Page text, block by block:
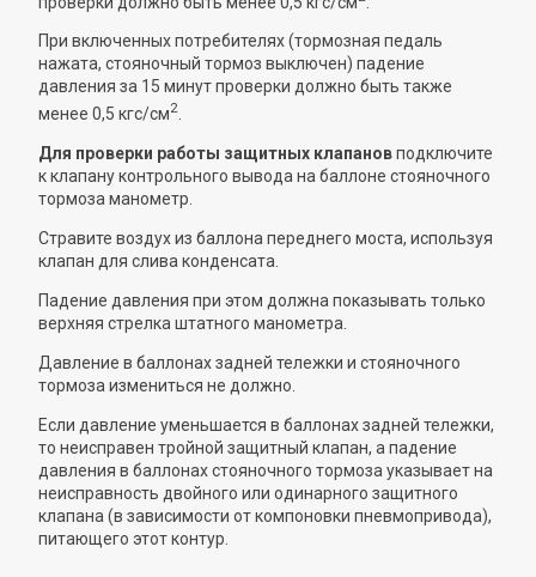
При включенных потребителях (тормозная педаль
нажата, стояночный тормоз выключен) падение
давления за 15 минут проверки должно быть также
менее 0,5 кгс/см2
Для проверки работы защитных клапановподключите
к клапану контрольного вывода на баллоне стояночного
тормоза манометр.
Стравите воздух из баллона переднего моста, используя
клапан для слива конденсата.
Падение давления при этом должна показывать только
верхняя стрелка штатного манометра.
Давление в баллонах задней тележки и стояночного
тормоза измениться не должно.
Если давление уменьшается в баллонах задней тележки,
то неисправен тройной защитный клапан, а падение
давления в баллонах стояночного тормоза указывает на
неисправность двойного или одинарного защитного
клапана (в зависимости от компоновки пневмопривода),
питающего этот контур.